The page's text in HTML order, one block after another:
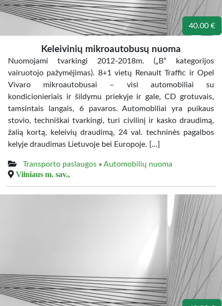
40.00 €
Keleivinių mikroautobusų nuoma
Nuomojami tvarkingi 2012-2018m. („B” kategorijos
vairuotojo pažymėjimas). 8+1 vietų Renault Traffic ir Opel
Vivaro mikroautobusai – visi automobiliai su
kondicionieriais ir šildymu priekyje ir gale, CD grotuvais,
tamsintais langais, 6 pavaros. Automobiliai yra puikaus
stovio, techniškai tvarkingi, turi civilinį ir kasko draudimą,
žalią kortą, keleivių draudimą, 24 val. techninės pagalbos
kelyje draudimas Lietuvoje bei Europoje. […]
Transporto paslaugos » Automobilių nuoma
Vilniaus m. sav.,